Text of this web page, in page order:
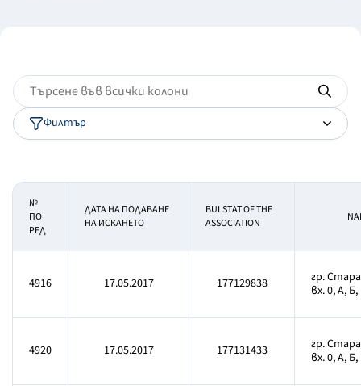
Филтър
№
ПО
РЕД
ДАТА НА ПОДАВАНЕ
НА ИСКАНЕТО
BULSTAT OF THE
ASSOCIATION
4916 17.05.2017 177129838
гр.
вх. 0, А,
4920 17.05.2017 177131433
гр.
вх. 0, А,